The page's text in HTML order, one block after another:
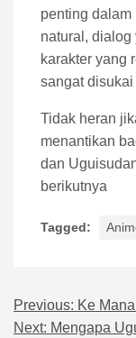
penting dalam
natural, dialog
karakter yang
sangat
Tidak heran
menantikan
dan
berikutnya
Tagged:
Previous: Ke Mana
Next: Mengapa